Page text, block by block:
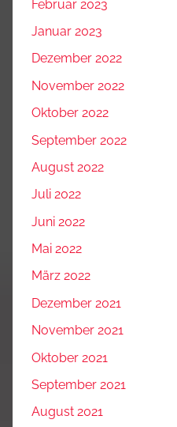
Februar 2023
Januar 2023
Dezember 2022
November 2022
Oktober 2022
September 2022
August 2022
Juli 2022
Juni 2022
Mai 2022
März 2022
Dezember 2021
November 2021
Oktober 2021
September 2021
August 2021